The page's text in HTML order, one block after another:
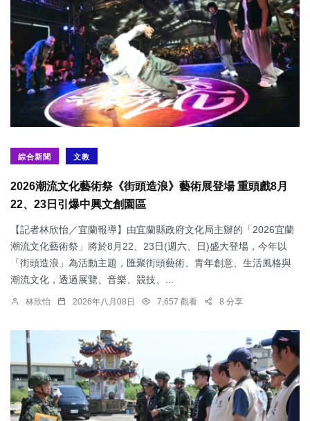
綜合新聞 文教
2026潮流文化藝術祭《街頭造浪》藝術展登場 重頭戲8月
22、23日引爆中興文創園區
【記者林欣怡／宜蘭報導】由宜蘭縣政府文化局主辦的「2026宜蘭
潮流文化藝術祭」將於8月22、23日(週六、日)盛大登場，今年以
「街頭造浪」為活動主題，匯聚街頭藝術、青年創意、生活風格與
潮流文化，透過展覽、音樂、競技、...
林欣怡 2026年八月08日 7,657 觀看 8 分享